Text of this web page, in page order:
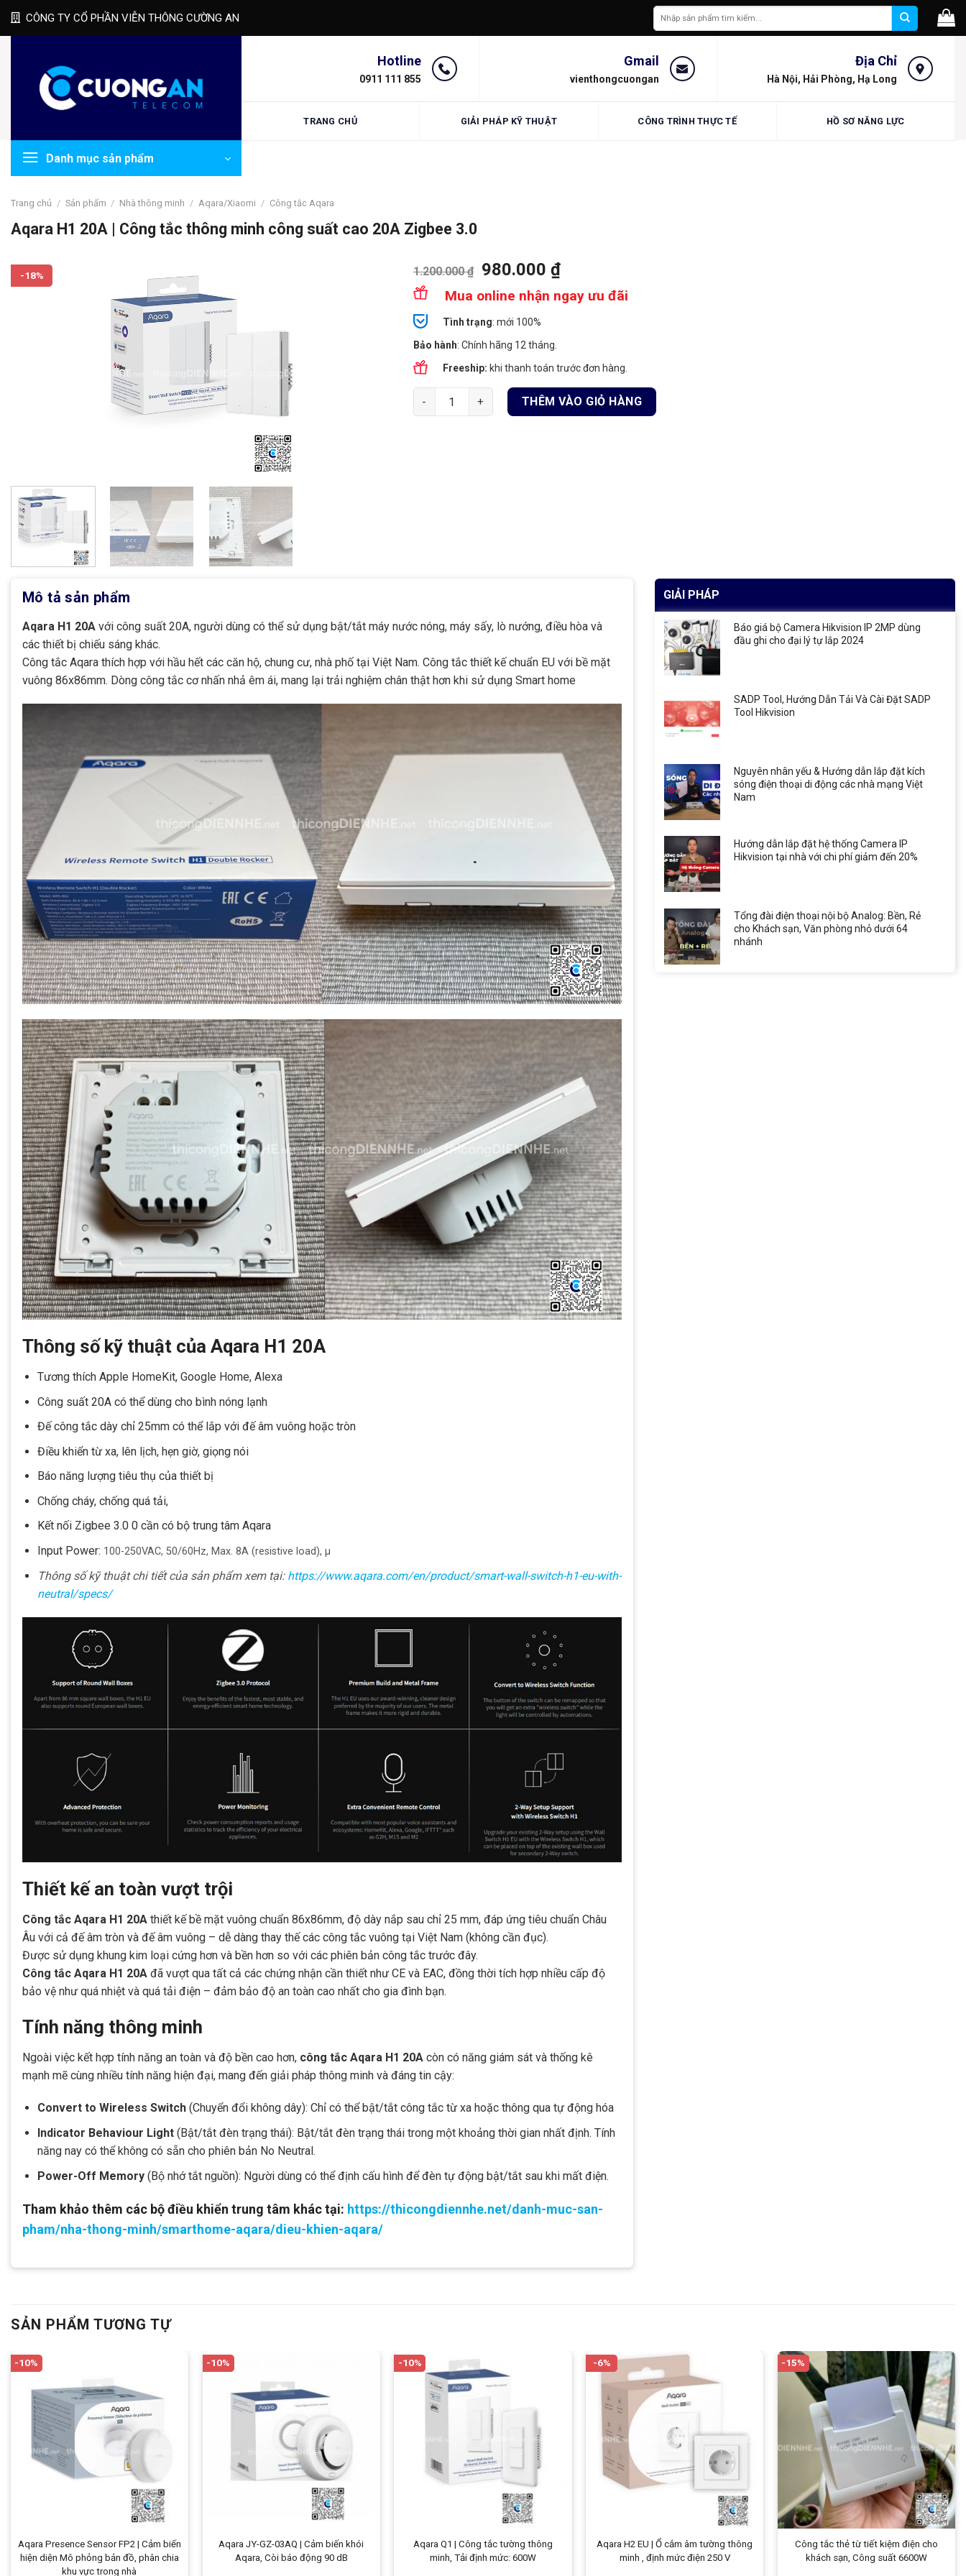
Skip
CÔNG TY CỔ PHẦN VIỄN THÔNG CƯỜNG AN
Tìm
kiếm:
Hotline
0911 111 855
Gmail
vienthongcuongan
Địa Chỉ
Hà Nội, Hải Phòng, Hạ Long
TRANG CHỦ GIẢI PHÁP KỸ THUẬT CÔNG TRÌNH THỰC TẾ HỒ SƠ NĂNG LỰC
Danh mục sản phẩm
Trang chủ / Sản phẩm / Nhà thông minh / Aqara/Xiaomi / Công tắc Aqara
Aqara H1 20A | Công tắc thông minh công suất cao 20A Zigbee 3.0
-18% 1.200.000₫ 980.000₫
Mua online nhận ngay ưu đãi
Tình trạng: mới 100%
Bảo hành: Chính hãng 12 tháng.
Freeship: khi thanh toán trước đơn hàng.
Aqara H1 20A | Công tắc thông minh công suất cao 20A Zigbee 3.0 số lượng
THÊM VÀO GIỎ HÀNG
Mô tả sản phẩm
Aqara H1 20A với công suất 20A, người dùng có thể sử dụng bật/tắt máy nước nóng, máy sấy, lò nướng, điều hòa và
các thiết bị chiếu sáng khác.
Công tắc Aqara thích hợp với hầu hết các căn hộ, chung cư, nhà phố tại Việt Nam. Công tắc thiết kế chuẩn EU với bề mặt
vuông 86x86mm. Dòng công tắc cơ nhấn nhả êm ái, mang lại trải nghiệm chân thật hơn khi sử dụng Smart home
Thông số kỹ thuật của Aqara H1 20A
Tương thích Apple HomeKit, Google Home, Alexa
Công suất 20A có thể dùng cho bình nóng lạnh
Đế công tắc dày chỉ 25mm có thể lắp với đế âm vuông hoặc tròn
Điều khiển từ xa, lên lịch, hẹn giờ, giọng nói
Báo năng lượng tiêu thụ của thiết bị
Chống cháy, chống quá tải,
Kết nối Zigbee 3.0 0 cần có bộ trung tâm Aqara
Input Power: 100-250VAC, 50/60Hz, Max. 8A (resistive load), μ
Thông số kỹ thuật chi tiết của sản phẩm xem tại: https://www.aqara.com/en/product/smart-wall-switch-h1-eu-with-
neutral/specs/
Thiết kế an toàn vượt trội
Công tắc Aqara H1 20A thiết kế bề mặt vuông chuẩn 86x86mm, độ dày nắp sau chỉ 25 mm, đáp ứng tiêu chuẩn Châu
Âu với cả đế âm tròn và đế âm vuông – dễ dàng thay thế các công tắc vuông tại Việt Nam (không cần đục).
Được sử dụng khung kim loại cứng hơn và bền hơn so với các phiên bản công tắc trước đây.
Công tắc Aqara H1 20A đã vượt qua tất cả các chứng nhận cần thiết như CE và EAC, đồng thời tích hợp nhiều cấp độ
bảo vệ như quá nhiệt và quá tải điện – đảm bảo độ an toàn cao nhất cho gia đình bạn.
Tính năng thông minh
Ngoài việc kết hợp tính năng an toàn và độ bền cao hơn, công tắc Aqara H1 20A còn có năng giám sát và thống kê
mạnh mẽ cùng nhiều tính năng hiện đại, mang đến giải pháp thông minh và đáng tin cậy:
Convert to Wireless Switch(Chuyển đổi không dây): Chỉ có thể bật/tắt công tắc từ xa hoặc thông qua tự động hóa
Indicator Behaviour Light(Bật/tắt đèn trạng thái): Bật/tắt đèn trạng thái trong một khoảng thời gian nhất định. Tính
năng nay có thể không có sẵn cho phiên bản No Neutral.
Power-Off Memory(Bộ nhớ tắt nguồn): Người dùng có thể định cấu hình để đèn tự động bật/tắt sau khi mất điện.
Tham khảo thêm các bộ điều khiển trung tâm khác tại: https://thicongdiennhe.net/danh-muc-san-
pham/nha-thong-minh/smarthome-aqara/dieu-khien-aqara/
GIẢI PHÁP
Báo giá bộ Camera Hikvision IP 2MP dùng
đầu ghi cho đại lý tự lắp 2024
SADP Tool, Hướng Dẫn Tải Và Cài Đặt SADP
Tool Hikvision
Nguyên nhân yếu & Hướng dẫn lắp đặt kích
sóng điện thoại di động các nhà mạng Việt
Nam
Hướng dẫn lắp đặt hệ thống Camera IP
Hikvision tại nhà với chi phí giảm đến 20%
Tổng đài điện thoại nội bộ Analog: Bền, Rẻ
cho Khách sạn, Văn phòng nhỏ dưới 64
nhánh
SẢN PHẨM TƯƠNG TỰ
-10%
Aqara Presence Sensor FP2 | Cảm biến
hiện diện Mô phỏng bản đồ, phân chia
khu vực trong nhà
-10%
Aqara JY-GZ-03AQ | Cảm biến khói
Aqara, Còi báo động 90 dB
-10%
Aqara Q1 | Công tắc tường thông
minh, Tải định mức: 600W
-6%
Aqara H2 EU | Ổ cắm âm tường thông
minh , định mức điện 250 V
-15%
Công tắc thẻ từ tiết kiệm điện cho
khách sạn, Công suất 6600W